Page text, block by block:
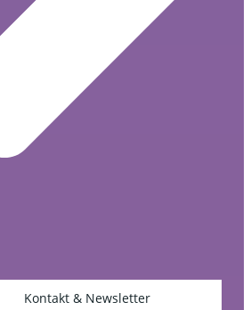
Kontakt & Newsletter